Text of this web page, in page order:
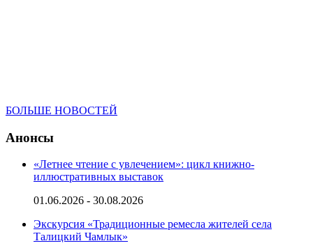
БОЛЬШЕ НОВОСТЕЙ
Анонсы
«Летнее чтение с увлечением»: цикл книжно-
иллюстративных выставок
01.06.2026 - 30.08.2026
Экскурсия «Традиционные ремесла жителей села
Талицкий Чамлык»